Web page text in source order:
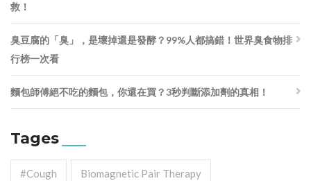
救！
臭豆腐的「臭」，是壞掉還是發酵？99%人都搞錯！世界臭食物排
行榜一次看
麵包師傅絕不吃的麵包，你還在買？3秒判斷添加劑的真相！
Tages
#cough Biomagnetic Pair Therapy